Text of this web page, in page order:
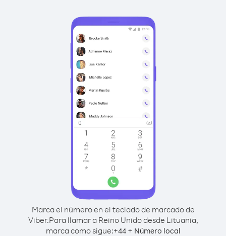
Marca el número en el teclado de marcado de
Viber.Para llamar a Reino Unido desde Lituania,
marca como sigue:+44+ Número local